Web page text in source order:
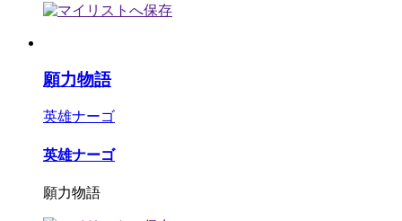
願力物語
英雄ナーゴ
英雄ナーゴ
願力物語